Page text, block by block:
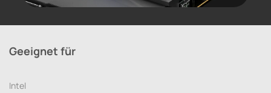
Geeignet für
Intel